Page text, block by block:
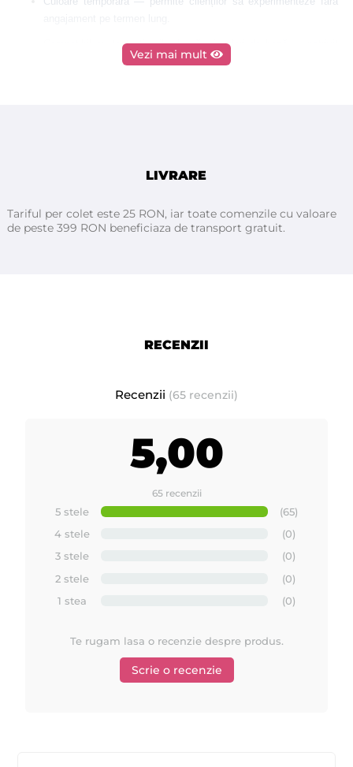
Compatibil cu toate tipurile de păr și culori de bază — potrivit
pentru diverse cereri ale clienților.
Vezi mai mult
LIVRARE
Tariful per colet este 25 RON, iar toate comenzile cu valoare
de peste 399 RON beneficiaza de transport gratuit.
RECENZII
Recenzii (65 recenzii)
5,00
65 recenzii
5 stele
(65)
4 stele
(0)
3 stele
(0)
2 stele
(0)
1 stea
(0)
Te rugam lasa o recenzie despre produs.
Scrie o recenzie